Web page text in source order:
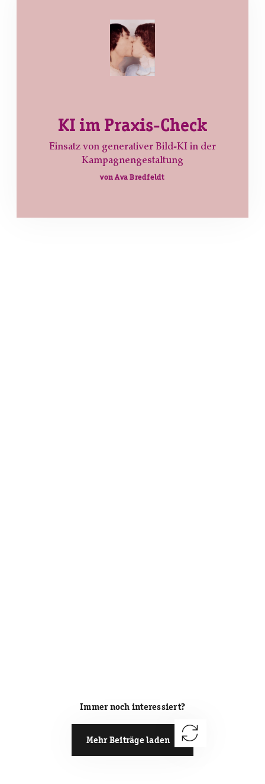
KI im Praxis-Check
Einsatz von generativer Bild-KI in der
Kampagnengestaltung
von Ava Bredfeldt
Immer noch interessiert?
Mehr Beiträge laden